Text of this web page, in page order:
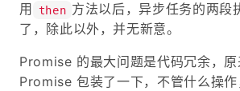
用
then 方法以后，异步任务的两段
了，除此以外，并无新意。
Promise 的最大问题是代码冗余，
Promise 包装了一下，不管什么操